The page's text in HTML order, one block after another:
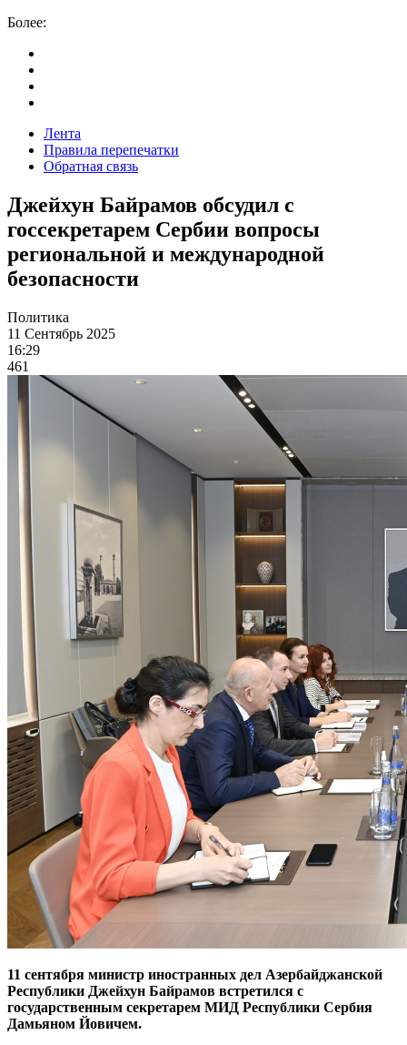
Более:
Лента
Правила перепечатки
Обратная связь
Джейхун Байрамов обсудил с
госсекретарем Сербии вопросы
региональной и международной
безопасности
Политика
11 Сентябрь 2025
16:29
461
11 сентября министр иностранных дел Азербайджанской
Республики Джейхун Байрамов встретился с
государственным секретарем МИД Республики Сербия
Дамьяном Йовичем.